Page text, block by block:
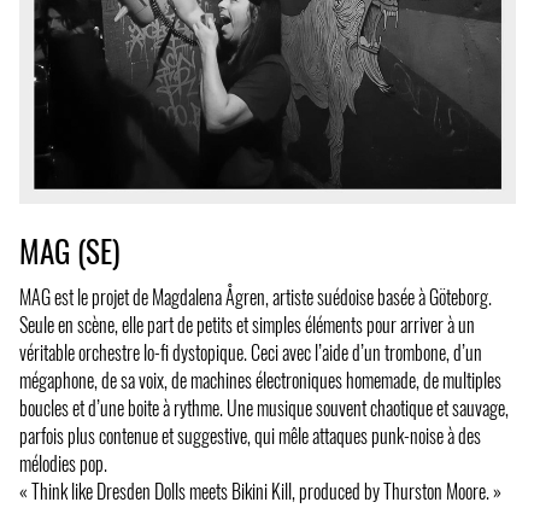
MAG (SE)
MAG est le projet de Magdalena Ågren, artiste suédoise basée à Göteborg.
Seule en scène, elle part de petits et simples éléments pour arriver à un
véritable orchestre lo-fi dystopique. Ceci avec l’aide d’un trombone, d’un
mégaphone, de sa voix, de machines électroniques homemade, de multiples
boucles et d’une boite à rythme. Une musique souvent chaotique et sauvage,
parfois plus contenue et suggestive, qui mêle attaques punk-noise à des
mélodies pop.
« Think like Dresden Dolls meets Bikini Kill, produced by Thurston Moore. »